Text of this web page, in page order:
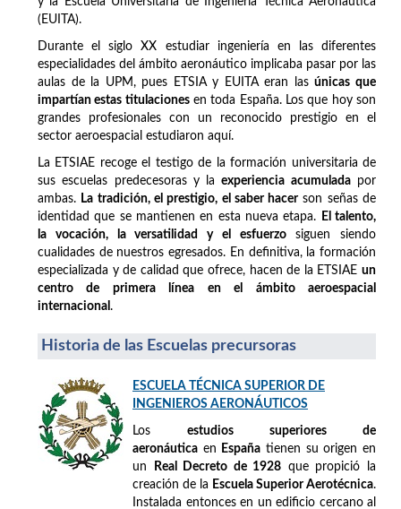
(EUITA).
Durante el siglo XX estudiar ingeniería en las diferentes
especialidades del ámbito aeronáutico implicaba pasar por las
aulas de la UPM, pues ETSIA y EUITA eran lasúnicas que
impartían estas titulacionesen toda España. Los que hoy son
grandes profesionales con un reconocido prestigio en el
sector aeroespacial estudiaron aquí.
La ETSIAE recoge el testigo de la formación universitaria de
sus escuelas predecesoras y laexperiencia acumuladapor
ambas. La tradición, el prestigio, el saber hacerson señas de
identidad que se mantienen en esta nueva etapa.
El talento,
la vocación, la versatilidad y el esfuerzosiguen siendo
cualidades de nuestros egresados. En definitiva, la formación
especializada y de calidad que ofrece, hacen de la ETSIAE un
centro de primera línea en el ámbito aeroespacial
internacional .
Historia de las Escuelas precursoras
ESCUELA TÉCNICA SUPERIOR DE
INGENIEROS AERONÁUTICOS
Los estudios superiores de
aeronáutica en España tienen su origen en
un
Real Decreto de 1928 que propició la
creación de la Escuela Superior Aerotécnica.
Instalada entonces en un edificio cercano al